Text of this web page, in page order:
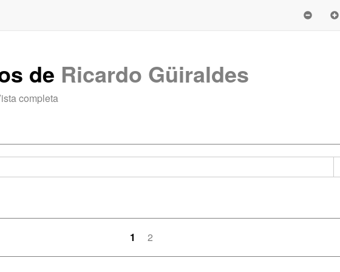
de Ricardo Güiraldes
completa
1 2